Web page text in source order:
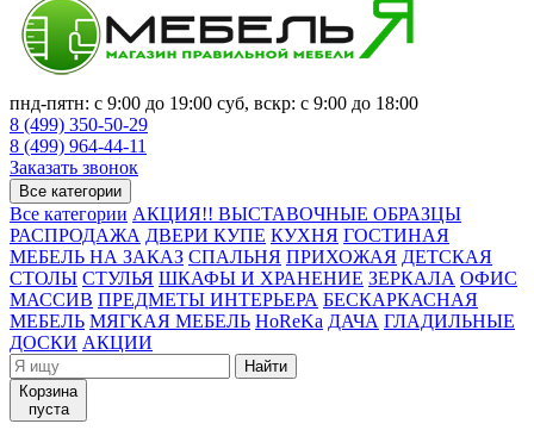
пнд-пятн: с 9:00 до 19:00 суб, вскр: с 9:00 до 18:00
8 (499) 350-50-29
8 (499) 964-44-11
Заказать звонок
Все категории
Все категории АКЦИЯ!! ВЫСТАВОЧНЫЕ ОБРАЗЦЫ
РАСПРОДАЖА ДВЕРИ КУПЕ КУХНЯ ГОСТИНАЯ
МЕБЕЛЬ НА ЗАКАЗ СПАЛЬНЯ ПРИХОЖАЯ ДЕТСКАЯ
СТОЛЫ СТУЛЬЯ ШКАФЫ И ХРАНЕНИЕ ЗЕРКАЛА ОФИС
МАССИВ ПРЕДМЕТЫ ИНТЕРЬЕРА БЕСКАРКАСНАЯ
МЕБЕЛЬ МЯГКАЯ МЕБЕЛЬ HoReKa ДАЧА ГЛАДИЛЬНЫЕ
ДОСКИ АКЦИИ
Найти
Корзина
пуста